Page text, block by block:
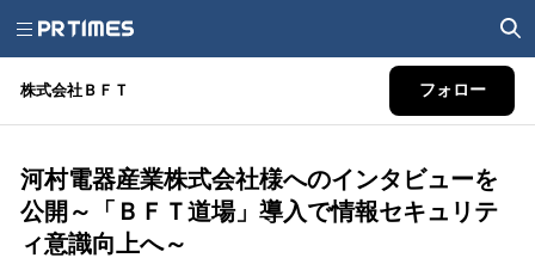
株式会社ＢＦＴ フォロー
河村電器産業株式会社様へのインタビューを
公開～「ＢＦＴ道場」導入で情報セキュリテ
ィ意識向上へ～